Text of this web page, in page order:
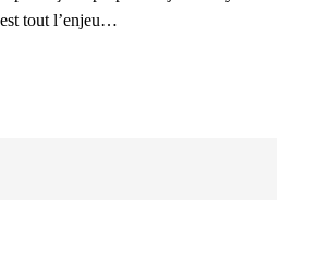
tout l’enjeu…